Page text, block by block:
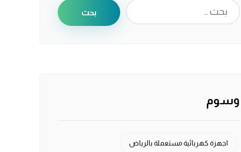
بحث
وسوم
اجهزة كهربائية مستعملة بالرياض